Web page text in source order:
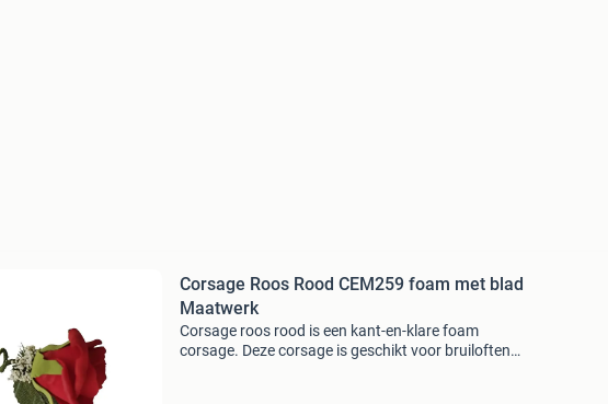
Corsage Roos Rood CEM259 foam met blad
Maatwerk
Corsage roos rood is een kant-en-klare foam
corsage. Deze corsage is geschikt voor bruiloften